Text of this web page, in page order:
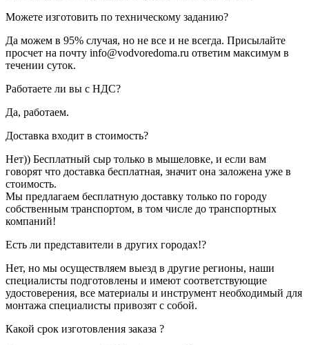
Можете изготовить по техническому заданию?
Да можем в 95% случая, но не все и не всегда. Присылайте
просчет на почту info@vodvoredoma.ru ответим максимум в
течении суток.
Работаете ли вы с НДС?
Да, работаем.
Доставка входит в стоимость?
Нет)) Бесплатный сыр только в мышеловке, и если вам
говорят что доставка бесплатная, значит она заложена уже в
стоимость.
Мы предлагаем бесплатную доставку только по городу
собственным транспортом, в том числе до транспортных
компаний!
Есть ли представители в других городах!?
Нет, но мы осуществляем выезд в другие регионы, наши
специалисты подготовлены и имеют соответствующие
удостоверения, все материалы и инструмент необходимый для
монтажа специалисты привозят с собой.
Какой срок изготовления заказа ?